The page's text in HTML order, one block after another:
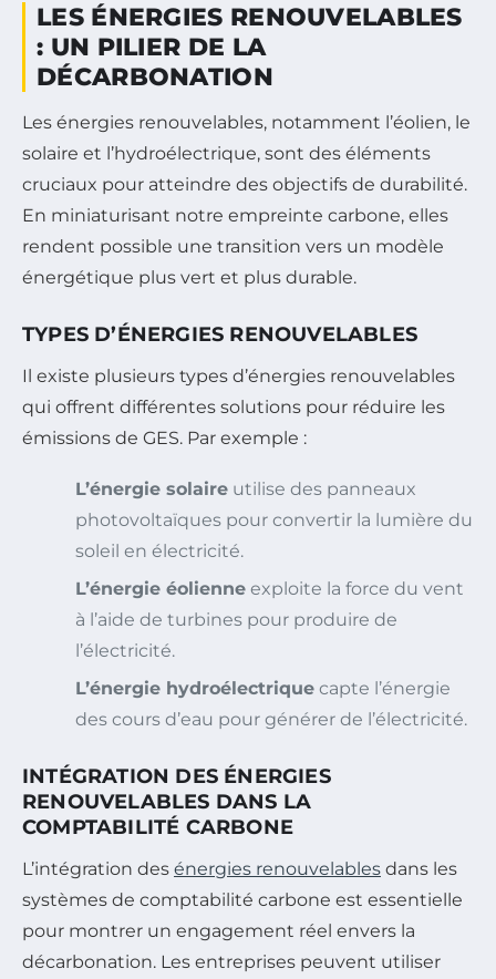
LES ÉNERGIES RENOUVELABLES
: UN PILIER DE LA
DÉCARBONATION
Les énergies renouvelables, notamment l’éolien, le
solaire et l’hydroélectrique, sont des éléments
cruciaux pour atteindre des objectifs de durabilité.
En miniaturisant notre empreinte carbone, elles
rendent possible une transition vers un modèle
énergétique plus vert et plus durable.
TYPES D’ÉNERGIES RENOUVELABLES
Il existe plusieurs types d’énergies renouvelables
qui offrent différentes solutions pour réduire les
émissions de GES. Par exemple :
L’énergie solaire utilise des panneaux
photovoltaïques pour convertir la lumière du
soleil en électricité.
L’énergie éolienne exploite la force du vent
à l’aide de turbines pour produire de
l’électricité.
L’énergie hydroélectrique capte l’énergie
des cours d’eau pour générer de l’électricité.
INTÉGRATION DES ÉNERGIES
RENOUVELABLES DANS LA
COMPTABILITÉ CARBONE
L’intégration des énergies renouvelables dans les
systèmes de comptabilité carbone est essentielle
pour montrer un engagement réel envers la
décarbonation. Les entreprises peuvent utiliser